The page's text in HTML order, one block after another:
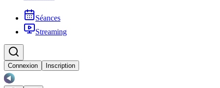
Séances
Streaming
Connexion Inscription